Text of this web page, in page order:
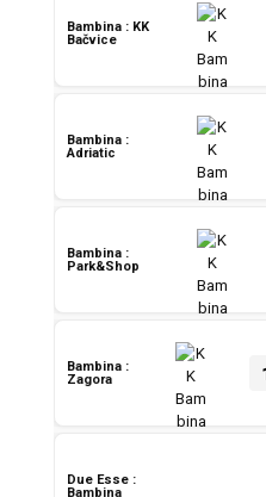
Bambina : KK
Bačvice
Bambina :
Adriatic
Bambina :
Park&Shop
Bambina :
Zagora
Due Esse :
Bambina